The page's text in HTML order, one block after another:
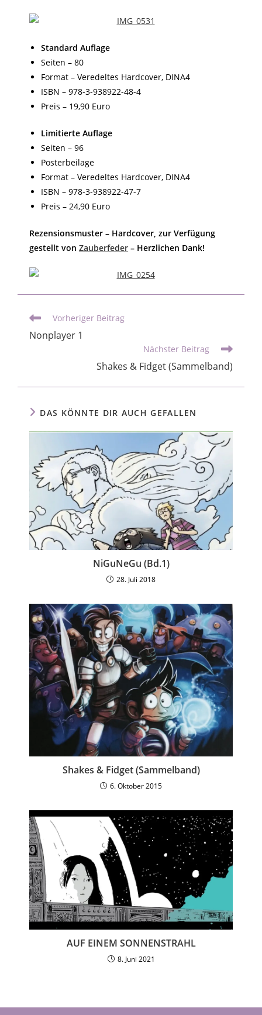
Standard Auflage
Seiten – 80
Format – Veredeltes Hardcover, DINA4
ISBN – 978-3-938922-48-4
Preis – 19,90 Euro
Limitierte Auflage
Seiten – 96
Posterbeilage
Format – Veredeltes Hardcover, DINA4
ISBN – 978-3-938922-47-7
Preis – 24,90 Euro
Rezensionsmuster – Hardcover, zur Verfügung
gestellt von Zauberfeder – Herzlichen Dank!
Vorheriger Beitrag
Nonplayer 1
Nächster Beitrag
Shakes & Fidget (Sammelband)
DAS KÖNNTE DIR AUCH GEFALLEN
NiGuNeGu (Bd.1)
28. Juli 2018
Shakes & Fidget (Sammelband)
6. Oktober 2015
AUF EINEM SONNENSTRAHL
8. Juni 2021